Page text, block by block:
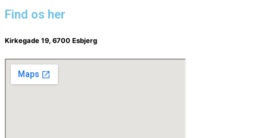
Find os her
Kirkegade 19, 6700 Esbjerg